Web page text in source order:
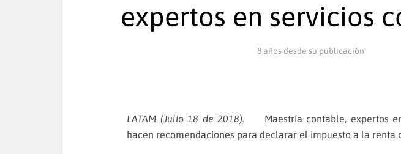
expertos en servicios
8 años desde su publicación
LATAM (Julio 18 de 2018). Maestría contable, expertos
hacen recomendaciones para declarar el impuesto a la renta